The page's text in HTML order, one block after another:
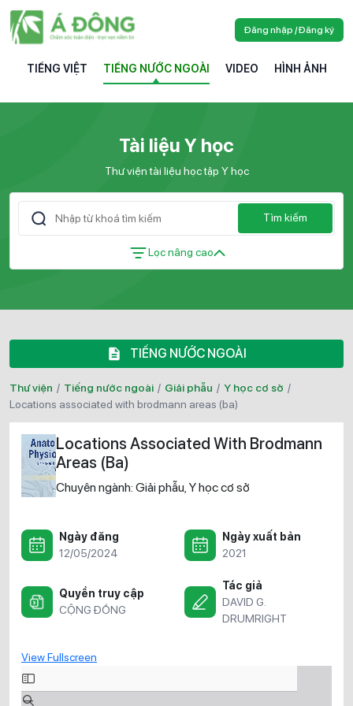
TIẾNG VIỆT TIẾNG NƯỚC NGOÀI VIDEO HÌNH ẢNH
Đăng nhập / Đăng ký
Tài liệu Y học
Thư viện tài liệu học tập Y học
Tìm kiếm
Lọc nâng cao
TIẾNG NƯỚC NGOÀI
Thư viện / Tiếng nước ngoài / Giải phẫu / Y học cơ sở /
locations associated with brodmann areas (ba)
Locations Associated With Brodmann
Areas (Ba)
Chuyên ngành: Giải phẫu Y học cơ sở
Ngày đăng
12/05/2024
Ngày xuất bản
2021
Quyền truy cập
CỘNG ĐỒNG
Tác giả
DAVID G.
DRUMRIGHT
View Fullscreen
Skip
to